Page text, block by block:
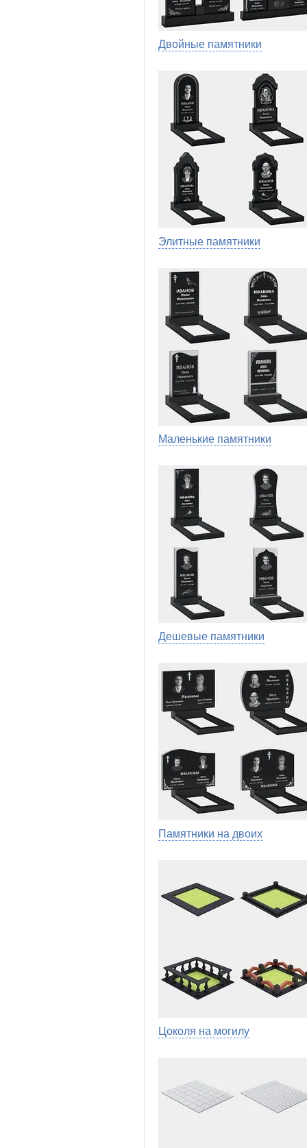
Двойные памятники
Элитные памятники
Маленькие памятники
Дешевые памятники
Памятники на двоих
Цоколя на могилу